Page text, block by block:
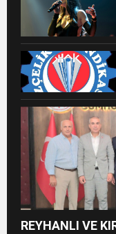
REYHANLI VE